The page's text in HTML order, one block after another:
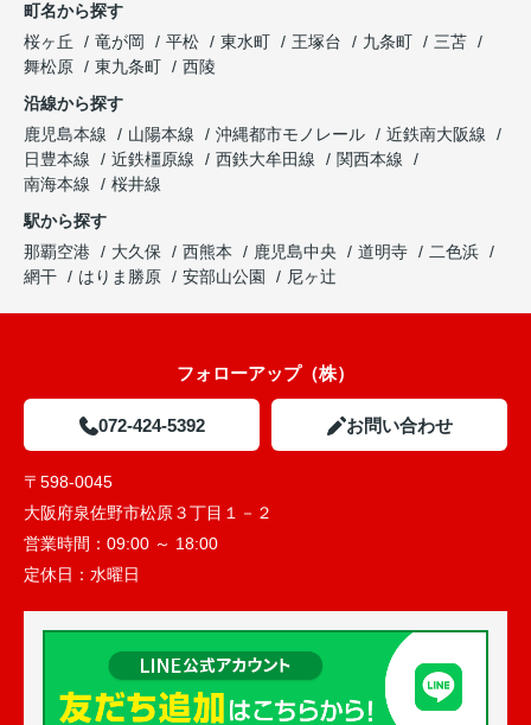
町名から探す
桜ヶ丘
竜が岡 平松 東水町 王塚台 九条町
三苫
舞松原
東九条町
西陵
沿線から探す
鹿児島本線
山陽本線 沖縄都市モノレール
近鉄南大阪線
日豊本線
近鉄橿原線 西鉄大牟田線
関西本線
南海本線
桜井線
駅から探す
那覇空港
大久保 西熊本 鹿児島中央 道明寺
二色浜
網干
はりま勝原 安部山公園 尼ヶ辻
フォローアップ（株）
072-424-5392 お問い合わせ
〒598-0045
大阪府泉佐野市松原３丁目１－２
営業時間： 09:00 ～ 18:00
定休日： 水曜日